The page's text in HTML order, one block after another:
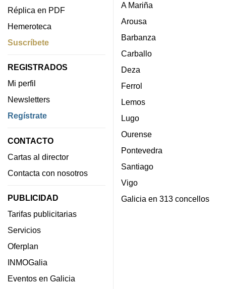
Réplica en PDF
Hemeroteca
Suscríbete
REGISTRADOS
Mi perfil
Newsletters
Regístrate
CONTACTO
Cartas al director
Contacta con nosotros
PUBLICIDAD
Tarifas publicitarias
Servicios
Oferplan
INMOGalia
Eventos en Galicia
A Mariña
Arousa
Barbanza
Carballo
Deza
Ferrol
Lemos
Lugo
Ourense
Pontevedra
Santiago
Vigo
Galicia en 313 concellos